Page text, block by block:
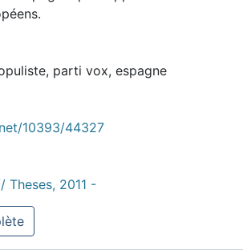
, parti vox, espagne
10393/44327
Theses, 2011 -